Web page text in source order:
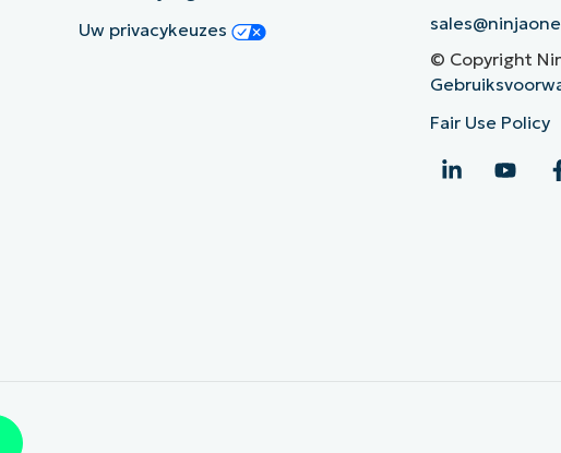
Uw privacykeuzes
© Copyright
Fair Use Policy